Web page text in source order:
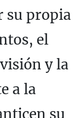
su propia
el
y la
a la
su